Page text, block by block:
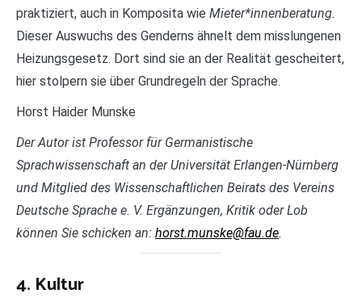
praktiziert, auch in Komposita wie Mieter*innenberatung.
Dieser Auswuchs des Genderns ähnelt dem misslungenen
Heizungsgesetz. Dort sind sie an der Realität gescheitert,
hier stolpern sie über Grundregeln der Sprache.
Horst Haider Munske
Der Autor ist Professor für Germanistische
Sprachwissenschaft an der Universität Erlangen-Nürnberg
und Mitglied des Wissenschaftlichen Beirats des Vereins
Deutsche Sprache e. V. Ergänzungen, Kritik oder Lob
können Sie schicken an: horst.munske@fau.de.
4. Kultur